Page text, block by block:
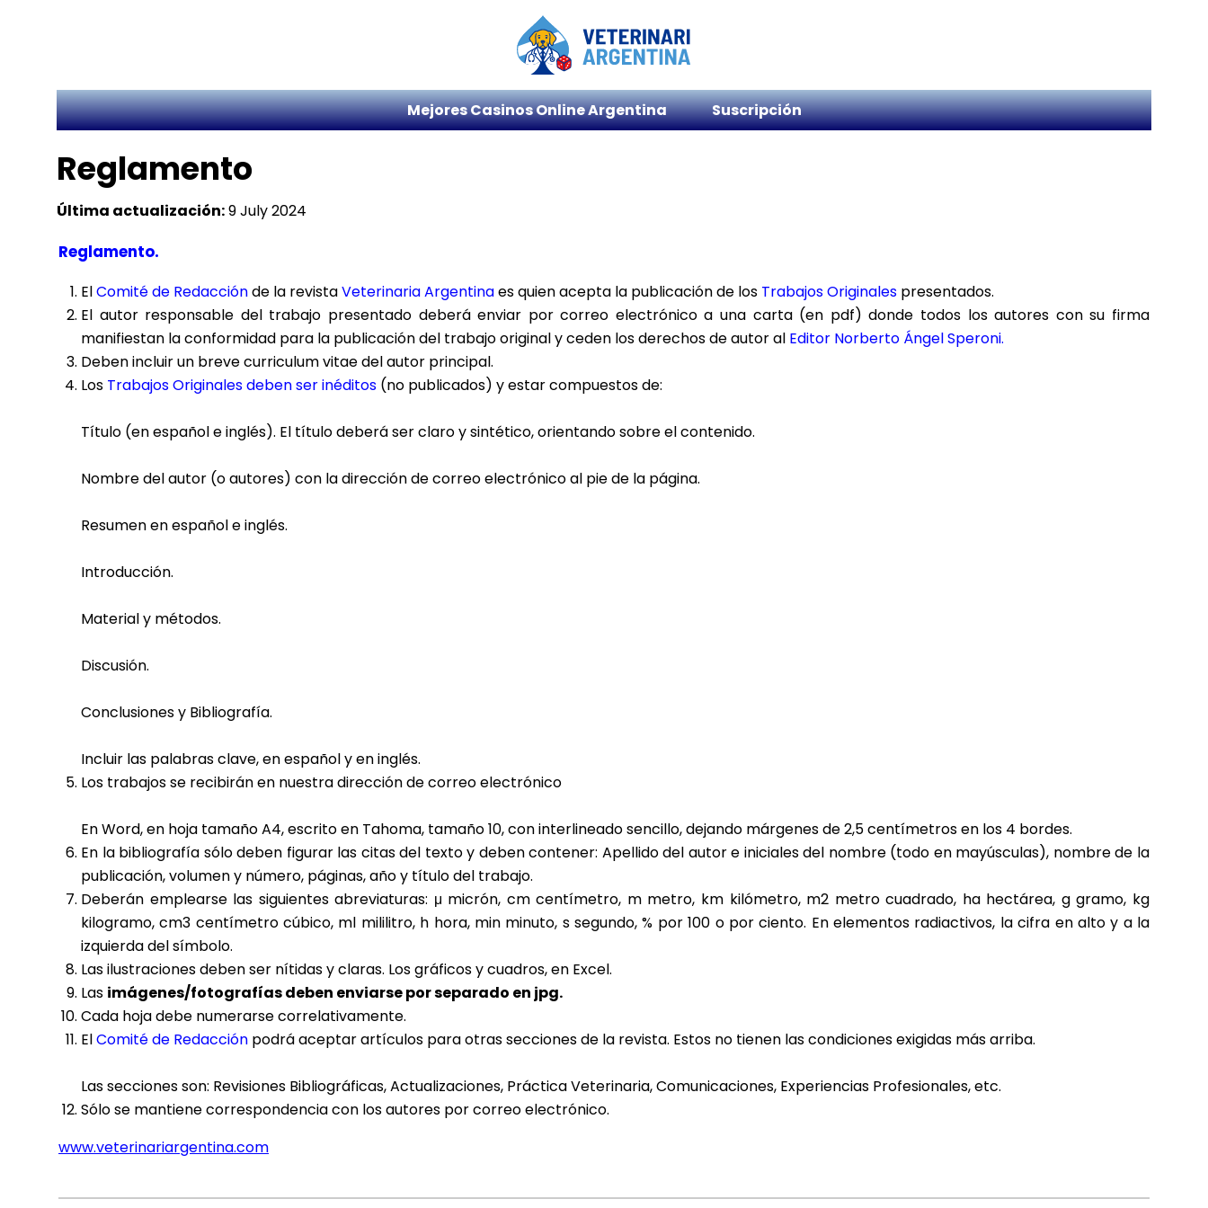
Mejores Casinos Online Argentina Suscripción
Reglamento
Última actualización:9 July 2024
Reglamento.
ElComité de Redacciónde la revistaVeterinaria Argentinaes quien acepta la publicación de los Trabajos Originales presentados.
El autor responsable del trabajo presentado deberá enviar por correo electrónico auna carta (en pdf) donde todos los autores con su firma
manifiestan la conformidad para la publicación del trabajo original y ceden los derechos de autor al Editor Norberto Ángel Speroni.
Deben incluir un breve curriculum vitae del autor principal.
Los Trabajos Originales deben ser inéditos (no publicados) y estar compuestos de:
Título (en español e inglés). El título deberá ser claro y sintético, orientando sobre el contenido.
Nombre del autor (o autores) con la dirección de correo electrónico al pie de la página.
Resumen en español e inglés.
Introducción.
Material y métodos.
Discusión.
Conclusiones y Bibliografía.
Incluir las palabras clave, en español y en inglés.
Los trabajos se recibirán en nuestra dirección de correo electrónico
En Word, en hoja tamaño A4, escrito en Tahoma, tamaño 10, con interlineado sencillo, dejando márgenes de 2,5 centímetros en los 4 bordes.
En la bibliografía sólo deben figurar las citas del texto y deben contener: Apellido del autor e iniciales del nombre (todo en mayúsculas), nombre de la
publicación, volumen y número, páginas, año y título del trabajo.
Deberán emplearse las siguientes abreviaturas: μ micrón, cm centímetro, m metro, km kilómetro, m2 metro cuadrado, ha hectárea, g gramo, kg
kilogramo, cm3 centímetro cúbico, ml mililitro, h hora, min minuto, s segundo, % por 100 o por ciento. En elementos radiactivos, la cifra en alto y a la
izquierda del símbolo.
Las ilustraciones deben ser nítidas y claras. Los gráficos y cuadros, en Excel.
Las imágenes/fotografías deben enviarse por separado en jpg.
Cada hoja debe numerarse correlativamente.
ElComité de Redacción podrá aceptar artículos para otras secciones de la revista. Estos no tienen las condiciones exigidas más arriba.
Las secciones son: Revisiones Bibliográficas, Actualizaciones, Práctica Veterinaria, Comunicaciones, Experiencias Profesionales, etc.
Sólo se mantiene correspondencia con los autores por correo electrónico.
www.veterinariargentina.com